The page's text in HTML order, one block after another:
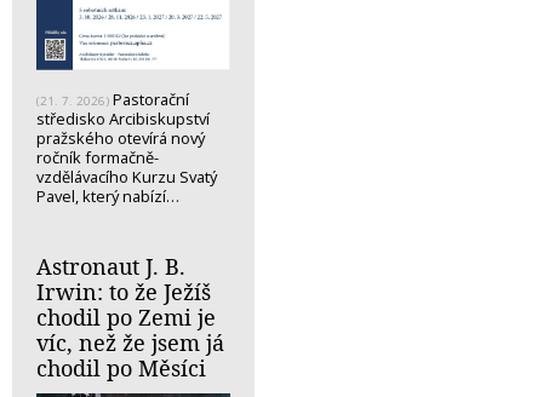
(21. 7. 2026) Pastorační
středisko Arcibiskupství
pražského otevírá nový
ročník formačně-
vzdělávacího Kurzu Svatý
Pavel, který nabízí…
Astronaut J. B.
Irwin: to že Ježíš
chodil po Zemi je
víc, než že jsem já
chodil po Měsíci